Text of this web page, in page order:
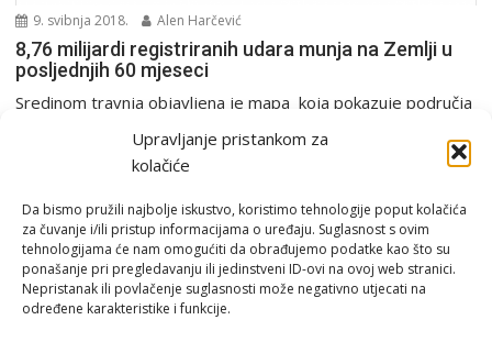
Upravljanje pristankom za
kolačiće
Da bismo pružili najbolje iskustvo, koristimo tehnologije poput kolačića
za čuvanje i/ili pristup informacijama o uređaju. Suglasnost s ovim
tehnologijama će nam omogućiti da obrađujemo podatke kao što su
ponašanje pri pregledavanju ili jedinstveni ID-ovi na ovoj web stranici.
Nepristanak ili povlačenje suglasnosti može negativno utjecati na
određene karakteristike i funkcije.
9. svibnja 2018. Alen Harčević
8,76 milijardi registriranih udara munja na Zemlji u
posljednjih 60 mjeseci
Sredinom travnja objavljena je mapa koja pokazuje područja
na Zemlji s najviše udara munja u posljednjih...
Email: rimeteoATyahoo.com